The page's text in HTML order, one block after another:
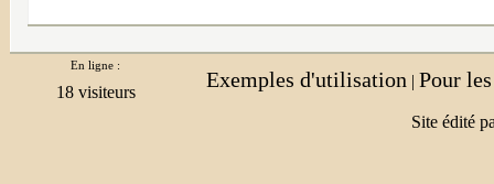
En ligne :
Exemples d'utilisation | Pour
Site édité